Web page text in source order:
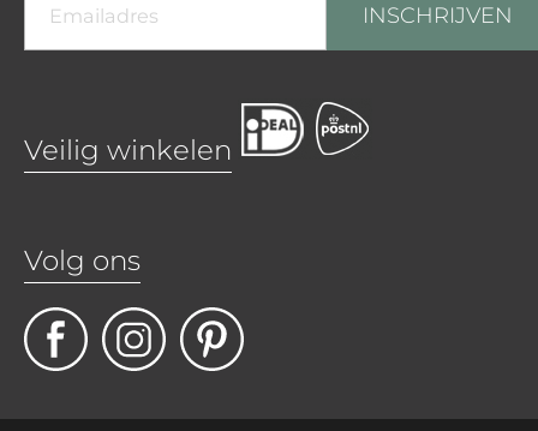
INSCHRIJVEN
Veilig winkelen
Volg ons